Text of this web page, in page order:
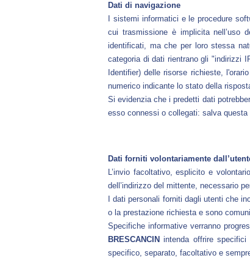
Dati di navigazione
I sistemi informatici e le procedure
cui trasmissione è implicita nell’uso
identificati, ma che per loro stessa
categoria di dati rientrano gli "indirizzi
Identifier) delle risorse richieste,
numerico indicante lo stato della
Si evidenzia che i predetti dati
esso connessi o collegati: salva
Dati forniti volontariamente
L’invio facoltativo, esplicito e
dell’indirizzo del mittente, necessario
I dati personali forniti dagli utenti che
o la prestazione richiesta e sono
Specifiche informative verranno
BRESCANCIN intenda offrire
specifico, separato, facoltativo e